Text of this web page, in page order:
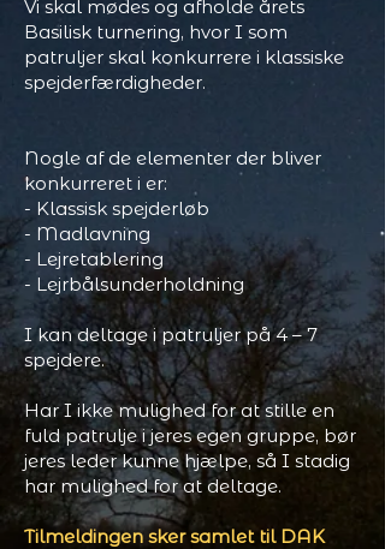
Vi skal mødes og afholde årets
Basilisk turnering, hvor I som
patruljer skal konkurrere i klassiske
spejderfærdigheder.
Nogle af de elementer der bliver
konkurreret i er:
- Klassisk spejderløb
- Madlavning
- Lejretablering
- Lejrbålsunderholdning
I kan deltage i patruljer på 4 – 7
spejdere.
Har I ikke mulighed for at stille en
fuld patrulje i jeres egen gruppe, bør
jeres leder kunne hjælpe, så I stadig
har mulighed for at deltage.
Tilmeldingen sker samlet til DAK